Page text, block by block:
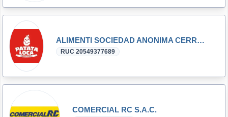
ALIMENTI SOCIEDAD ANONIMA CERRADA - ALIMENTI S.A.C.
RUC 20549377689
COMERCIAL RC S.A.C.